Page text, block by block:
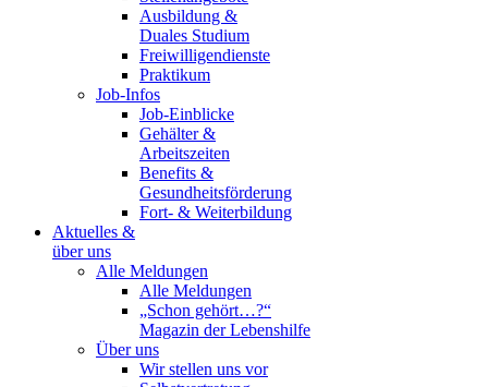
Ausbildung &
Duales Studium
Freiwilligendienste
Praktikum
Job-Infos
Job-Einblicke
Gehälter &
Arbeitszeiten
Benefits &
Gesundheitsförderung
Fort- & Weiterbildung
Aktuelles &
über uns
Alle Meldungen
Alle Meldungen
„Schon gehört…?“
Magazin der Lebenshilfe
Über uns
Wir stellen uns vor